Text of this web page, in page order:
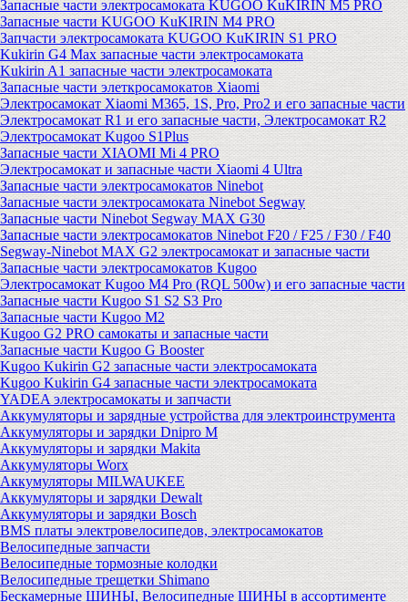
Запасные части электросамоката KUGOO KuKIRIN M5 PRO
Запасные части KUGOO KuKIRIN M4 PRO
Запчасти электросамоката KUGOO KuKIRIN S1 PRO
Kukirin G4 Max запасные части электросамоката
Kukirin A1 запасные части электросамоката
Запасные части элеткросамокатов Xiaomi
Электросамокат Xiaomi M365, 1S, Pro, Pro2 и его запасные части
Электросамокат R1 и его запасные части, Электросамокат R2
Электросамокат Kugoo S1Plus
Запасные части XIAOMI Mi 4 PRO
Электросамокат и запасные части Xiaomi 4 Ultra
Запасные части электросамокатов Ninebot
Запасные части электросамоката Ninebot Segway
Запасные части Ninebot Segway MAX G30
Запасные части электросамокатов Ninebot F20 / F25 / F30 / F40
Segway-Ninebot MAX G2 электросамокат и запасные части
Запасные части электросамокатов Kugoo
Электросамокат Kugoo M4 Pro (RQL 500w) и его запасные части
Запасные части Kugoo S1 S2 S3 Pro
Запасные части Kugoo M2
Kugoo G2 PRO самокаты и запасные части
Запасные части Kugoo G Booster
Kugoo Kukirin G2 запасные части электросамоката
Kugoo Kukirin G4 запасные части электросамоката
YADEA электросамокаты и запчасти
Аккумуляторы и зарядные устройства для электроинструмента
Аккумуляторы и зарядки Dnipro M
Аккумуляторы и зарядки Makita
Аккумуляторы Worx
Аккумуляторы MILWAUKEE
Аккумуляторы и зарядки Dewalt
Аккумуляторы и зарядки Bosch
BMS платы электровелосипедов, электросамокатов
Велосипедные запчасти
Велосипедные тормозные колодки
Велосипедные трещетки Shimano
Бескамерные ШИНЫ, Велосипедные ШИНЫ в ассортименте